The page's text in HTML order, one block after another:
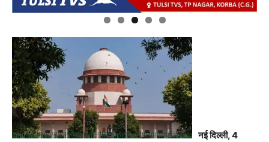
नई दिल्ली, 4